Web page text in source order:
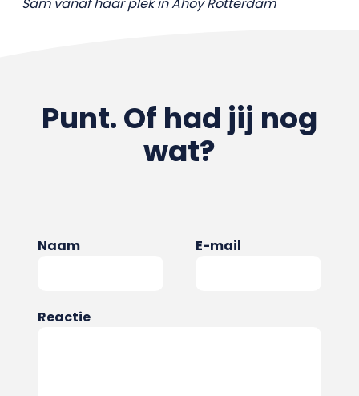
Punt. Of had jij nog
wat?
Naam E-mail
Reactie